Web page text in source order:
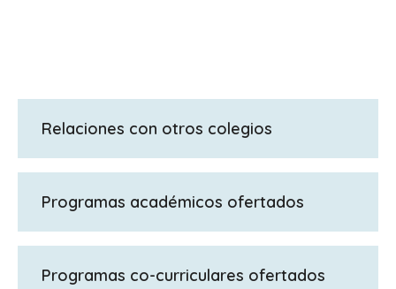
Relaciones con otros colegios
Guardería The Elms Nursery y la Junior
Programas académicos ofertados
GCSE, A Levels
Programas co-curriculares ofertados